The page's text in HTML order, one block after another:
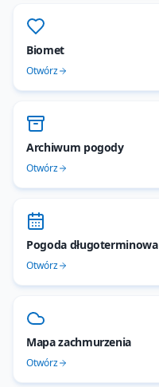
Biomet
Otwórz
Archiwum pogody
Otwórz
Pogoda długoterminowa
Otwórz
Mapa zachmurzenia
Otwórz